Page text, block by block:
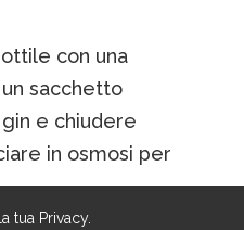
con una
sacchetto
e chiudere
in osmosi per
tua Privacy.